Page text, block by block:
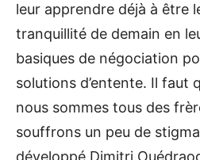
leur apprendre déjà à être
tranquillité de demain en
basiques de négociation
solutions d’entente. Il faut
nous sommes tous des
souffrons un peu de